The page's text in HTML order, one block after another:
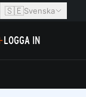
🇸🇪Svenska
LOGGA IN